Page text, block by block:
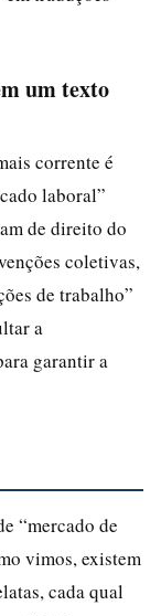
um texto
corrente é
laboral”
de direito do
coletivas,
de trabalho”
a
garantir a
“mercado de
vimos, existem
cada qual